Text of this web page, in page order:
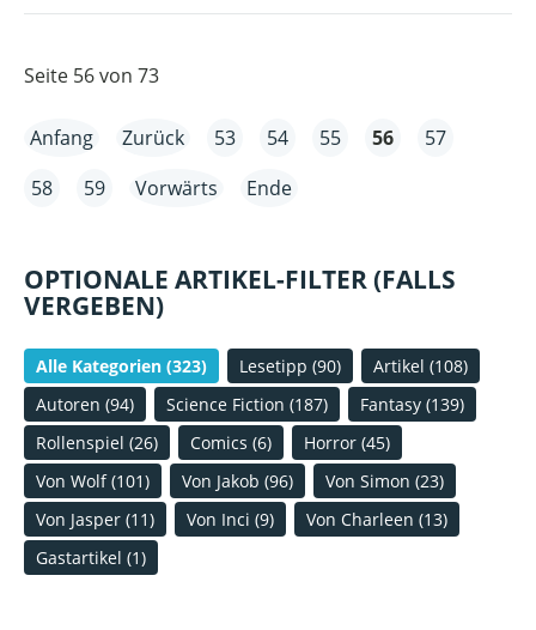
BITS
Seite 56 von 73
Anfang Zurück 53 54 55 56
57
58
59 Vorwärts Ende
OPTIONALE ARTIKEL-FILTER (FALLS
VERGEBEN)
Alle Kategorien (323) Lesetipp (90) Artikel (108)
Autoren (94) Science Fiction (187) Fantasy (139)
Rollenspiel (26) Comics (6) Horror (45)
Von Wolf (101) Von Jakob (96) Von Simon (23)
Von Jasper (11) Von Inci (9) Von Charleen (13)
Gastartikel (1)